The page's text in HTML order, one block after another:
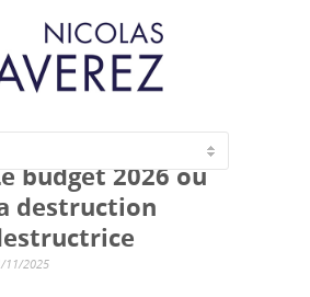
budget 2026 ou
destruction
11/2025